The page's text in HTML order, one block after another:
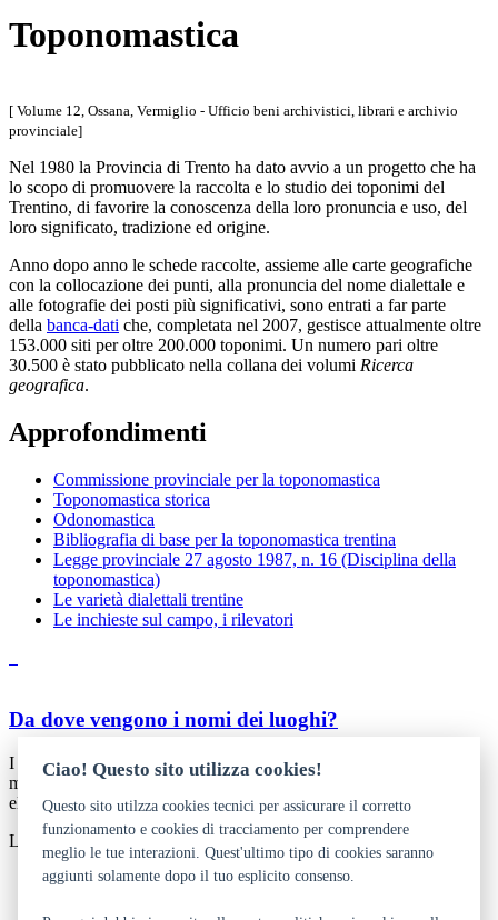
Toponomastica
[ Volume 12, Ossana, Vermiglio - Ufficio beni archivistici, librari e archivio
provinciale]
Nel 1980 la Provincia di Trento ha dato avvio a un progetto che ha
lo scopo di promuovere la raccolta e lo studio dei toponimi del
Trentino, di favorire la conoscenza della loro pronuncia e uso, del
loro significato, tradizione ed origine.
Anno dopo anno le schede raccolte, assieme alle carte geografiche
con la collocazione dei punti, alla pronuncia del nome dialettale e
alle fotografie dei posti più significativi, sono entrati a far parte
della banca-dati che, completata nel 2007, gestisce attualmente oltre
153.000 siti per oltre 200.000 toponimi. Un numero pari oltre
30.500 è stato pubblicato nella collana dei volumi Ricerca
geografica.
Approfondimenti
Commissione provinciale per la toponomastica
Toponomastica storica
Odonomastica
Bibliografia di base per la toponomastica trentina
Legge provinciale 27 agosto 1987, n. 16 (Disciplina della
toponomastica)
Le varietà dialettali trentine
Le inchieste sul campo, i rilevatori
Da dove vengono i nomi dei luoghi?
I nomi dei luoghi possono prendere spunto dalla conformazione
morfologica del terreno, dall’uso che viene fatto del suolo e da altri
elementi.
Lydia Flöss
Dichiarazione di accessibilità
Ciao! Questo sito utilizza cookies!
Questo sito utilzza cookies tecnici per assicurare il corretto
funzionamento e cookies di tracciamento per comprendere
meglio le tue interazioni. Quest'ultimo tipo di cookies saranno
aggiunti solamente dopo il tuo esplicito consenso.